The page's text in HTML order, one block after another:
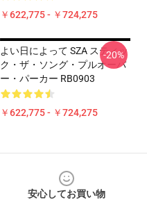
￥622,775 - ￥724,275
よい日によって SZA スティッ
ク・ザ・ソング・プルオーバ
ー・パーカー RB0903
￥622,775 - ￥724,275
-20%
安心してお買い物